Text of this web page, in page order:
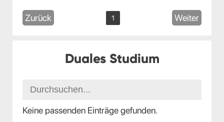
Zurück 1 Weiter
Duales Studium
Keine passenden Einträge gefunden.